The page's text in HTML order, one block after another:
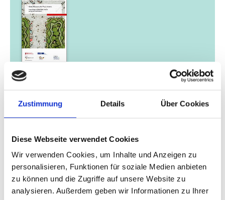
Zustimmung Details Über Cookies
Diese Webseite verwendet Cookies
Wir verwenden Cookies, um Inhalte und Anzeigen zu
personalisieren, Funktionen für soziale Medien anbieten
zu können und die Zugriffe auf unsere Website zu
analysieren. Außerdem geben wir Informationen zu Ihrer
01/ 2022 | Bericht
Green Recovery for Practitioners -
Finanzpolitische Maßnahmen für eine
nachhaltige, inklusive und resiliente
English (externer Link)
French (externer Link)
Spanish (externer Link)